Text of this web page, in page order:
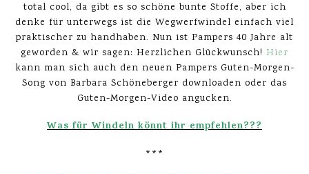
total cool, da gibt es so schöne bunte Stoffe, aber ich
denke für unterwegs ist die Wegwerfwindel einfach viel
praktischer zu handhaben. Nun ist Pampers 40 Jahre alt
geworden & wir sagen: Herzlichen Glückwunsch! Hier
kann man sich auch den neuen Pampers Guten-Morgen-
Song von Barbara Schöneberger downloaden oder das
Guten-Morgen-Video angucken.
Was für Windeln könnt ihr empfehlen???
***